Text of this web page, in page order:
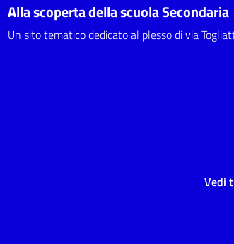
Alla scoperta della scuola Secondaria
Un sito tematico dedicato al plesso di via
Vedi